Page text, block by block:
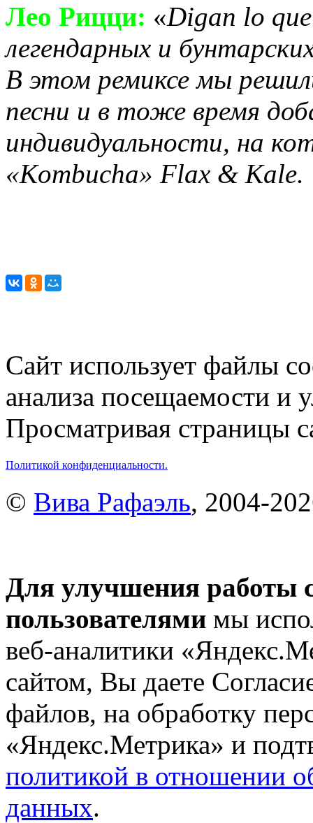
Лео Рицци: «Digan lo
легендарных и
В этом ремиксе мы
песни и в тоже время
индивидуальности, на
«Kombucha» Flax & Kale.
Сайт использует файлы
анализа посещаемости и
Просматривая страницы
Политикой конфиденциальности.
© Вива Рафаэль, 2004-
Для улучшения работы
пользователями мы
веб-аналитики
сайтом, Вы даете
файлов, на обработку
«Яндекс.Метрика» и
политикой в отношении
данных.